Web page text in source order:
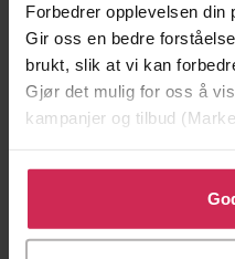
Forbedrer opplevelsen din
Gir oss en bedre
brukt, slik at vi kan
Gjør det mulig for oss å
kampanjer og tilbud
Klikk på «Godta alle» for
bruke cookies for alle
tilpasse ditt samtykke til
Undertittel The Sunday
the An Post
(innleser)